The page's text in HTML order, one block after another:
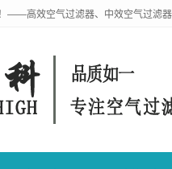
——高效空气过滤器、中效空气过滤